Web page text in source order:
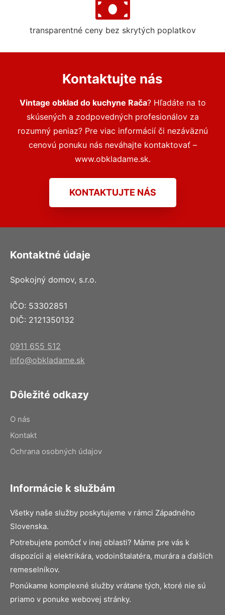
transparentné ceny bez skrytých poplatkov
Kontaktujte nás
Vintage obklad do kuchyne Rača? Hľadáte na to
skúsených a zodpovedných profesionálov za
rozumný peniaz? Pre viac informácií či nezáväznú
cenovú ponuku nás neváhajte kontaktovať –
www.obkladame.sk.
KONTAKTUJTE NÁS
Kontaktné údaje
Spokojný domov, s.r.o.
IČO: 53302851
DIČ: 2121350132
0911 655 512
info@obkladame.sk
Dôležité odkazy
O nás
Kontakt
Ochrana osobných údajov
Informácie k službám
Všetky naše služby poskytujeme v rámci Západného
Slovenska.
Potrebujete pomôcť v inej oblasti? Máme pre vás k
dispozícii aj elektrikára, vodoinštalatéra, murára a ďalších
remeselníkov.
Ponúkame komplexné služby vrátane tých, ktoré nie sú
priamo v ponuke webovej stránky.